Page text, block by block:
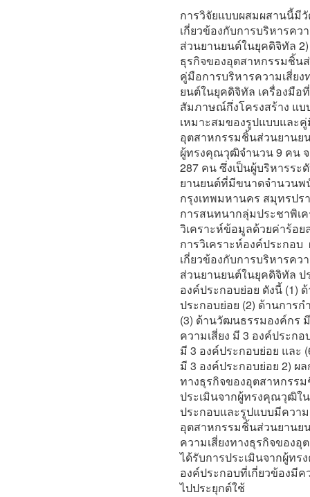
การวิจัยแบบผสมผสานนี้มี
เกี่ยวข้องกับการบริหารค
ส่วนยานยนต์ในยุคดิจิทัล
ธุรกิจของอุตสาหกรรมชิ้น
คู่มือการบริหารความเสี่ย
ยนต์ในยุคดิจิทัล เครื่องมือ
สัมภาษณ์กึ่งโครงสร้าง แ
เหมาะสมของรูปแบบและ
อุตสาหกรรมชิ้นส่วนยานย
ผู้ทรงคุณวุฒิจำนวน 9 คน
287 คน ซึ่งเป็นผู้บริหารร
ยานยนต์ที่มีขนาดจำนวนพ
กรุงเทพมหานคร สมุทรปร
การสนทนากลุ่มประชาพิเ
วิเคราะห์ข้อมูลด้วยค่าร้อย
การวิเคราะห์องค์ประกอ
เกี่ยวข้องกับการบริหารค
ส่วนยานยนต์ในยุคดิจิทัล ป
องค์ประกอบย่อย ดังนี้ (1)
ประกอบย่อย (2) ด้านการ
(3) ด้านวัฒนธรรมองค์กร
ความเสี่ยง มี 3 องค์ประก
มี 3 องค์ประกอบย่อย และ
มี 3 องค์ประกอบย่อย 2) ผ
ทางธุรกิจของอุตสาหกรร
ประเมินจากผู้ทรงคุณวุฒิใ
ประกอบและรูปแบบมีควา
อุตสาหกรรมชิ้นส่วนยานย
ความเสี่ยงทางธุรกิจของ
ได้รับการประเมินจากผู้ท
องค์ประกอบที่เกี่ยวข้องมีค
ไปประยุกต์ใช้